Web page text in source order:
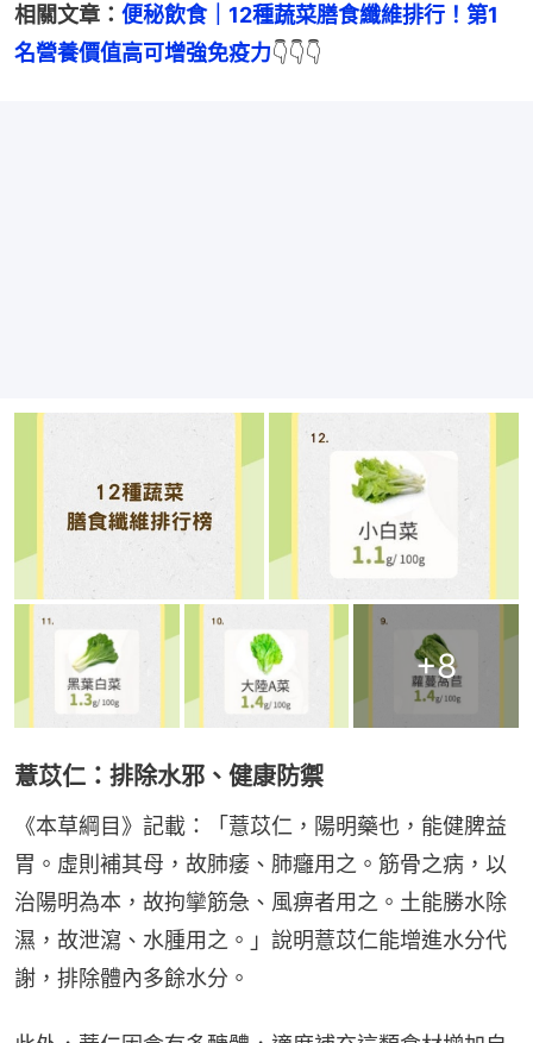
相關文章： 便秘飲食｜12種蔬菜膳食纖維排行！第1
名營養價值高可增強免疫力👇👇👇
+8
薏苡仁：排除水邪、健康防禦
《本草綱目》記載：「薏苡仁，陽明藥也，能健脾益
胃。虛則補其母，故肺痿、肺癰用之。筋骨之病，以
治陽明為本，故拘攣筋急、風痹者用之。土能勝水除
濕，故泄瀉、水腫用之。」說明薏苡仁能增進水分代
謝，排除體內多餘水分。